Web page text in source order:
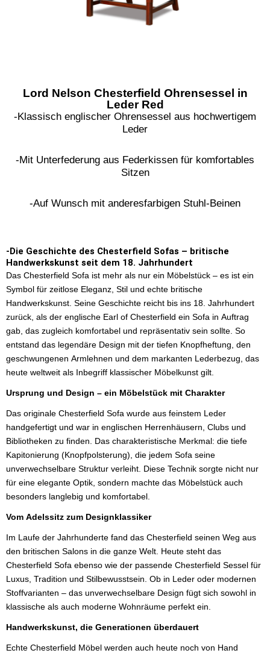
Lord Nelson Chesterfield Ohrensessel in
Leder Red
-Klassisch englischer Ohrensessel aus hochwertigem
Leder
-Mit Unterfederung aus Federkissen für komfortables
Sitzen
-Auf Wunsch mit anderesfarbigen Stuhl-Beinen
-Die Geschichte des Chesterfield Sofas – britische
Handwerkskunst seit dem 18. Jahrhundert
Das Chesterfield Sofa ist mehr als nur ein Möbelstück – es ist ein
Symbol für zeitlose Eleganz, Stil und echte britische
Handwerkskunst. Seine Geschichte reicht bis ins 18. Jahrhundert
zurück, als der englische Earl of Chesterfield ein Sofa in Auftrag
gab, das zugleich komfortabel und repräsentativ sein sollte. So
entstand das legendäre Design mit der tiefen Knopfheftung, den
geschwungenen Armlehnen und dem markanten Lederbezug, das
heute weltweit als Inbegriff klassischer Möbelkunst gilt.
Ursprung und Design – ein Möbelstück mit Charakter
Das originale Chesterfield Sofa wurde aus feinstem Leder
handgefertigt und war in englischen Herrenhäusern, Clubs und
Bibliotheken zu finden. Das charakteristische Merkmal: die tiefe
Kapitonierung (Knopfpolsterung), die jedem Sofa seine
unverwechselbare Struktur verleiht. Diese Technik sorgte nicht nur
für eine elegante Optik, sondern machte das Möbelstück auch
besonders langlebig und komfortabel.
Vom Adelssitz zum Designklassiker
Im Laufe der Jahrhunderte fand das Chesterfield seinen Weg aus
den britischen Salons in die ganze Welt. Heute steht das
Chesterfield Sofa ebenso wie der passende Chesterfield Sessel für
Luxus, Tradition und Stilbewusstsein. Ob in Leder oder modernen
Stoffvarianten – das unverwechselbare Design fügt sich sowohl in
klassische als auch moderne Wohnräume perfekt ein.
Handwerkskunst, die Generationen überdauert
Echte Chesterfield Möbel werden auch heute noch von Hand